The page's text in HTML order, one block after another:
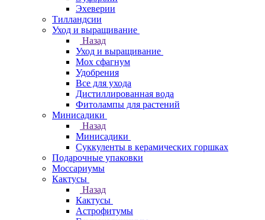
Эхеверии
Тилландсии
Уход и выращивание
Назад
Уход и выращивание
Мох сфагнум
Удобрения
Все для ухода
Дистиллированная вода
Фитолампы для растений
Минисадики
Назад
Минисадики
Суккуленты в керамических горшках
Подарочные упаковки
Моссариумы
Кактусы
Назад
Кактусы
Астрофитумы